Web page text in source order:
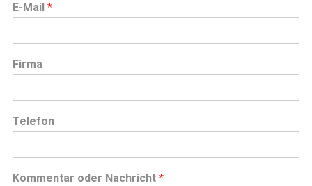
E-Mail *
Firma
Telefon
Kommentar oder Nachricht *